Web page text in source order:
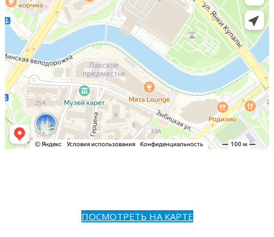
ПОСМОТРЕТЬ НА КАРТЕ